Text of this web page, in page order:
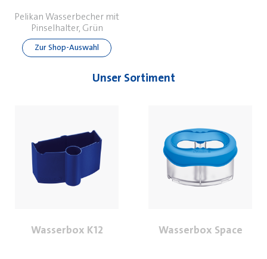
Pelikan Wasserbecher mit
Pinselhalter, Grün
Zur Shop-Auswahl
Unser Sortiment
Wasserbox K12 Wasserbox Space